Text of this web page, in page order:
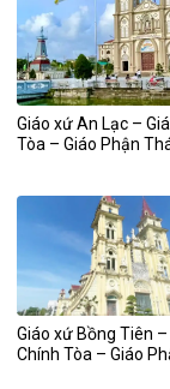
Giáo xứ An Lạc –
Tòa – Giáo Phận
Giáo xứ Bồng Tiên
Chính Tòa – Giáo